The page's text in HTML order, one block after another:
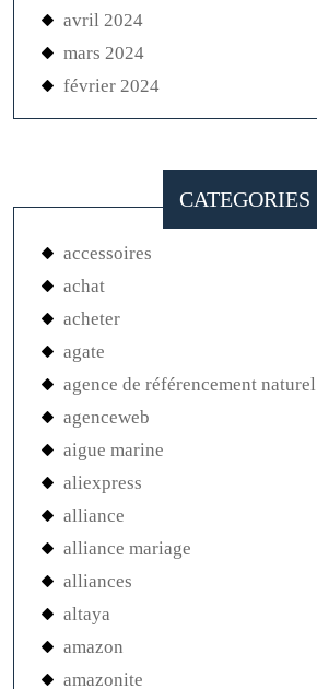
avril 2024
mars 2024
février 2024
CATEGORIES
accessoires
achat
acheter
agate
agence de référencement naturel
agenceweb
aigue marine
aliexpress
alliance
alliance mariage
alliances
altaya
amazon
amazonite